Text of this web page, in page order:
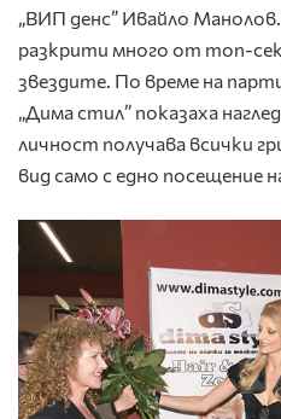
„ВИП денс” Ивайло
разкрити много от топ-
звездите. По време на
„Дима стил” показаха
личност получава всички
вид само с едно посещение